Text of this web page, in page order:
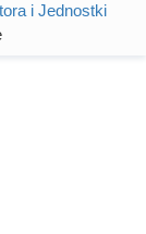
i Jednostki